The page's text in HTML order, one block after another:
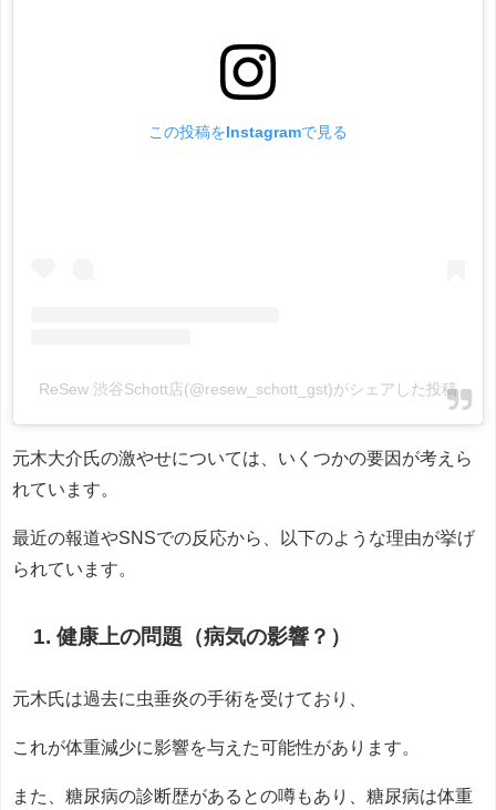
この投稿をInstagramで見る
ReSew 渋谷Schott店(@resew_schott_gst)がシェアした投稿
元木大介氏の激やせについては、いくつかの要因が考えら
れています。
最近の報道やSNSでの反応から、以下のような理由が挙げ
られています。
1. 健康上の問題（病気の影響？）
元木氏は過去に虫垂炎の手術を受けており、
これが体重減少に影響を与えた可能性があります。
また、糖尿病の診断歴があるとの噂もあり、糖尿病は体重